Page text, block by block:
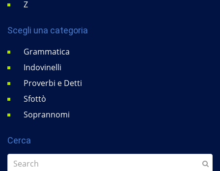
Z
Scegli una categoria
Grammatica
Indovinelli
Proverbi e Detti
Sfottò
Soprannomi
Cerca